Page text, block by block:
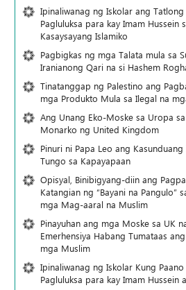
Ipinaliwanag ng Iskolar ang
Pagluluksa para kay Imam Hussein
Kasaysayang Islamiko
Pagbigkas ng mga Talata mula sa
Iranianong Qari na si Hashem
Tinatanggap ng Palestino ang
mga Produkto Mula sa Ilegal na
Ang Unang Eko-Moske sa Uropa
Monarko ng United Kingdom
Pinuri ni Papa Leo ang
Tungo sa Kapayapaan
Opisyal, Binibigyang-diin ang
Katangian ng “Bayani na Pangulo”
mga Mag-aaral na Muslim
Pinayuhan ang mga Moske sa UK
Emerhensiya Habang Tumataas
mga Muslim
Ipinaliwanag ng Iskolar Kung
Pagluluksa para kay Imam Hussein